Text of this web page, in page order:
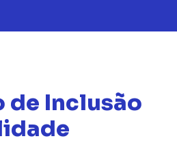
de Inclusão